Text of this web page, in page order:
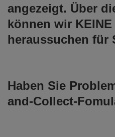
angezeigt. Über
können wir KEINE
heraussuchen für
Haben Sie
and-Collect-